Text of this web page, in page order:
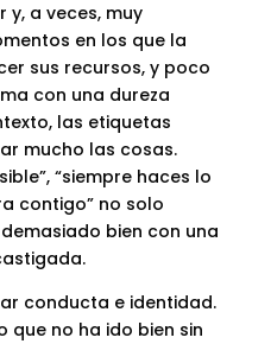
a veces, muy
en los que la
sus recursos, y poco
con una dureza
las etiquetas
mucho las cosas.
“siempre haces lo
contigo” no solo
bien con una
conducta e identidad.
que no ha ido bien sin